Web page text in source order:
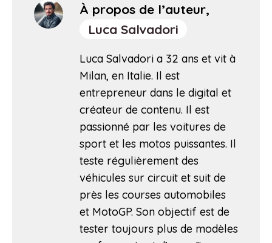
À propos de l’auteur,
Luca Salvadori
Luca Salvadori a 32 ans et vit à
Milan, en Italie. Il est
entrepreneur dans le digital et
créateur de contenu. Il est
passionné par les voitures de
sport et les motos puissantes. Il
teste régulièrement des
véhicules sur circuit et suit de
près les courses automobiles
et MotoGP. Son objectif est de
tester toujours plus de modèles